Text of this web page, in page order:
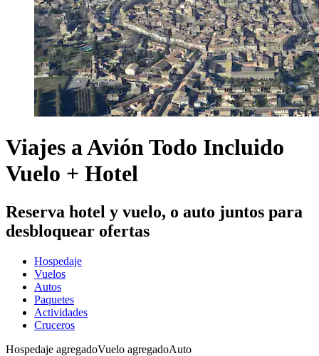
Viajes a Avión Todo Incluido
Vuelo + Hotel
Reserva hotel y vuelo, o auto juntos para
desbloquear ofertas
Hospedaje
Vuelos
Autos
Paquetes
Actividades
Cruceros
Hospedaje agregadoVuelo agregadoAuto